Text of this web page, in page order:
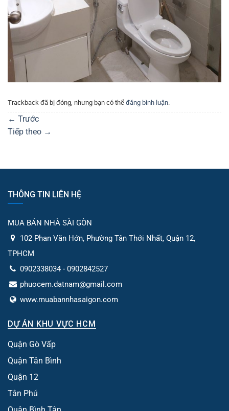
Trackback đã bị đóng, nhưng bạn có thể đăng bình luận.
← Trước
Tiếp theo →
THÔNG TIN LIÊN HỆ
MUA BÁN NHÀ SÀI GÒN
102 Phan Văn Hớn, Phường Tân Thới Nhất, Quận 12,
TPHCM
0902338034 - 0902842527
phuocem.datnam@gmail.com
www.muabannhasaigon.com
DỰ ÁN KHU VỰC HCM
Quận Gò Vấp
Quận Tân Bình
Quận 12
Tân Phú